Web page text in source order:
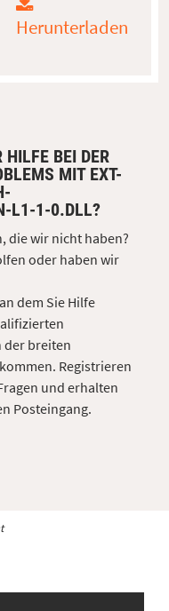
Herunterladen
HILFE BEI DER
MIT EXT-
L1-1-0.DLL?
die wir nicht haben?
oder haben wir
dem Sie Hilfe
der breiten
Registrieren
und erhalten
Posteingang.